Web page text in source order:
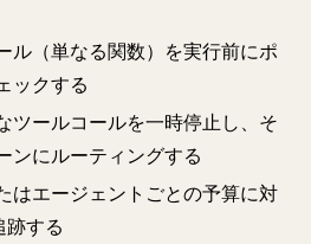
ル（単なる関数）を実行前にポ
ックする
ツールコールを一時停止し、そ
ンにルーティングする
はエージェントごとの予算に対
跡する